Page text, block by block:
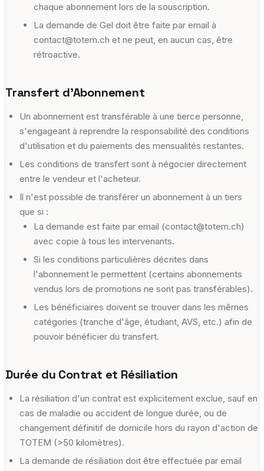
chaque abonnement lors de la souscription.
La demande de Gel doit être faite par email à
contact@totem.ch et ne peut, en aucun cas, être
rétroactive.
Transfert d'Abonnement
Un abonnement est transférable à une tierce personne,
s'engageant à reprendre la responsabilité des conditions
d'utilisation et du paiements des mensualités restantes.
Les conditions de transfert sont à négocier directement
entre le vendeur et l'acheteur.
Il n'est possible de transférer un abonnement à un tiers
que si :
La demande est faite par email (contact@totem.ch)
avec copie à tous les intervenants.
Si les conditions particulières décrites dans
l'abonnement le permettent (certains abonnements
vendus lors de promotions ne sont pas transférables).
Les bénéficiaires doivent se trouver dans les mêmes
catégories (tranche d'âge, étudiant, AVS, etc.) afin de
pouvoir bénéficier du transfert.
Durée du Contrat et Résiliation
La résiliation d'un contrat est explicitement exclue, sauf en
cas de maladie ou accident de longue durée, ou de
changement définitif de domicile hors du rayon d'action de
TOTEM (>50 kilomètres).
La demande de résiliation doit être effectuée par email